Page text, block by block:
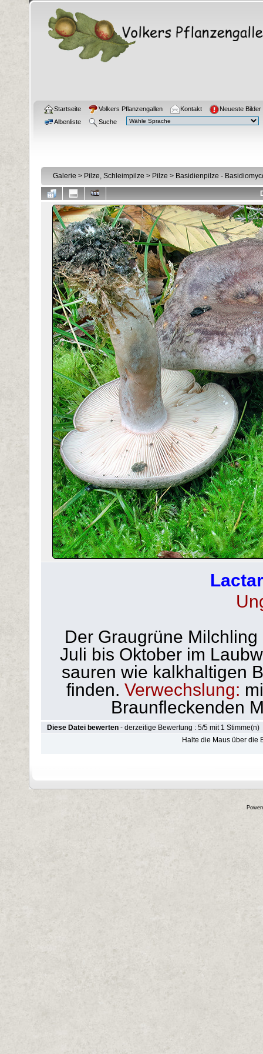
Startseite Volkers Pflanzengallen Kontakt
Neueste Bilder
Albenliste
Suche
Galerie > Pilze, Schleimpilze > Pilze > Basidienpilze -
Der Graugrüne
Juli bis Oktober im
sauren wie kalkhaltigen
finden. Verwechslung:
Braunfleckenden
Diese Datei bewerten - derzeitige Bewertung : 5/5 mit 1 Stimme(n)
Halte die Maus über die